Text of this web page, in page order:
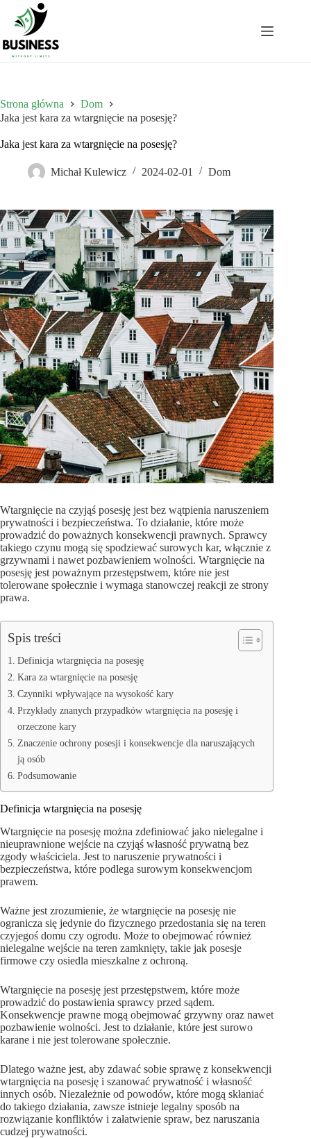
Przejdź
treści
Strona główna
Dom
Jaka jest kara za wtargnięcie na posesję?
Jaka jest kara za wtargnięcie na posesję?
Michał Kulewicz 2024-02-01 Dom
Wtargnięcie na czyjąś posesję jest bez wątpienia naruszeniem
prywatności i bezpieczeństwa. To działanie, które może
prowadzić do poważnych konsekwencji prawnych. Sprawcy
takiego czynu mogą się spodziewać surowych kar, włącznie z
grzywnami i nawet pozbawieniem wolności. Wtargnięcie na
posesję jest poważnym przestępstwem, które nie jest
tolerowane społecznie i wymaga stanowczej reakcji ze strony
prawa.
Spis treści
Definicja wtargnięcia na posesję
Kara za wtargnięcie na posesję
Czynniki wpływające na wysokość kary
Przykłady znanych przypadków wtargnięcia na posesję i
orzeczone kary
Znaczenie ochrony posesji i konsekwencje dla naruszających
ją osób
Podsumowanie
Definicja wtargnięcia na posesję
Wtargnięcie na posesję można zdefiniować jako nielegalne i
nieuprawnione wejście na czyjąś własność prywatną bez
zgody właściciela. Jest to naruszenie prywatności i
bezpieczeństwa, które podlega surowym konsekwencjom
prawem.
Ważne jest zrozumienie, że wtargnięcie na posesję nie
ogranicza się jedynie do fizycznego przedostania się na teren
czyjegoś domu czy ogrodu. Może to obejmować również
nielegalne wejście na teren zamknięty, takie jak posesje
firmowe czy osiedla mieszkalne z ochroną.
Wtargnięcie na posesję jest przestępstwem, które może
prowadzić do postawienia sprawcy przed sądem.
Konsekwencje prawne mogą obejmować grzywny oraz nawet
pozbawienie wolności. Jest to działanie, które jest surowo
karane i nie jest tolerowane społecznie.
Dlatego ważne jest, aby zdawać sobie sprawę z konsekwencji
wtargnięcia na posesję i szanować prywatność i własność
innych osób. Niezależnie od powodów, które mogą skłaniać
do takiego działania, zawsze istnieje legalny sposób na
rozwiązanie konfliktów i załatwienie spraw, bez naruszania
cudzej prywatności.